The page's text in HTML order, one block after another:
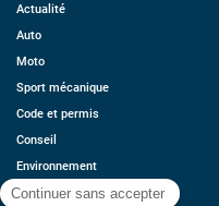
Actualité
Auto
Moto
Sport mécanique
Code et permis
Conseil
Environnement
Économie